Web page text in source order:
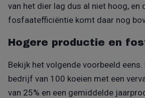
van het dier lag dus al niet hoog, en
fosfaatefficiëntie komt daar nog
Hogere productie en
Bekijk het volgende voorbeeld
bedrijf van 100 koeien met een
van 25% en een gemiddelde